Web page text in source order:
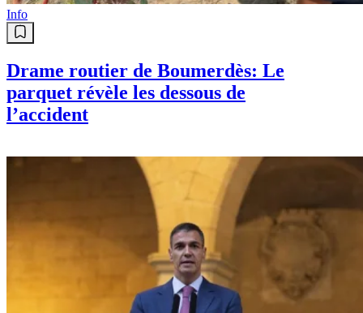
Info
Drame routier de Boumerdès: Le
parquet révèle les dessous de
l’accident